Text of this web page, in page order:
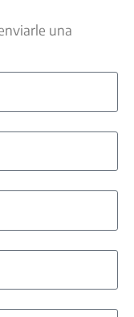
una